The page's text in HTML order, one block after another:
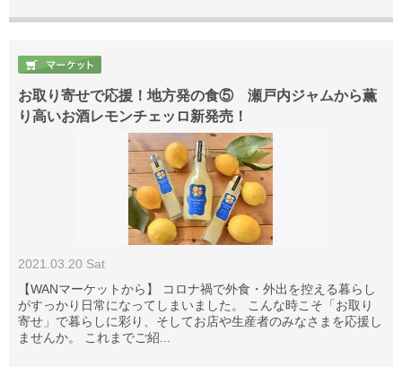
お取り寄せで応援！地方発の食⑤ 瀬戸内ジャムから薫
り高いお酒レモンチェッロ新発売！
2021.03.20 Sat
【WANマーケットから】 コロナ禍で外食・外出を控える暮らし
がすっかり日常になってしまいました。 こんな時こそ「お取り
寄せ」で暮らしに彩り、そしてお店や生産者のみなさまを応援し
ませんか。 これまでご紹...